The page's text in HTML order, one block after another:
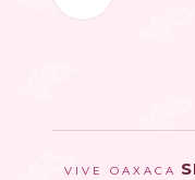
VIVE OAXACA